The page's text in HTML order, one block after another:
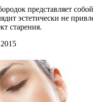
представляет
эстетически не
старения.